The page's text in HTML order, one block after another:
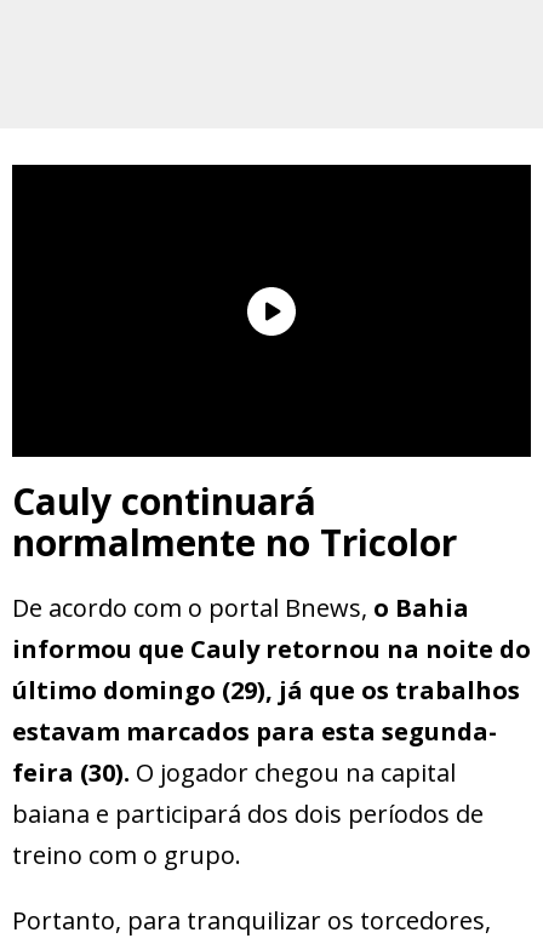
Cauly continuará
normalmente no Tricolor
De acordo com o portal Bnews, o Bahia
informou que Cauly retornou na noite do
último domingo (29), já que os trabalhos
estavam marcados para esta segunda-
feira (30). O jogador chegou na capital
baiana e participará dos dois períodos de
treino com o grupo.
Portanto, para tranquilizar os torcedores,